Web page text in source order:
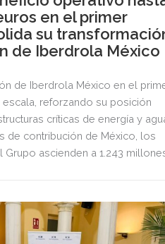
en el primer
su
de Iberdrola México
de Iberdrola México en el
reforzando su posición
críticas de energía y
de contribución de México, los
ascienden a 1.243